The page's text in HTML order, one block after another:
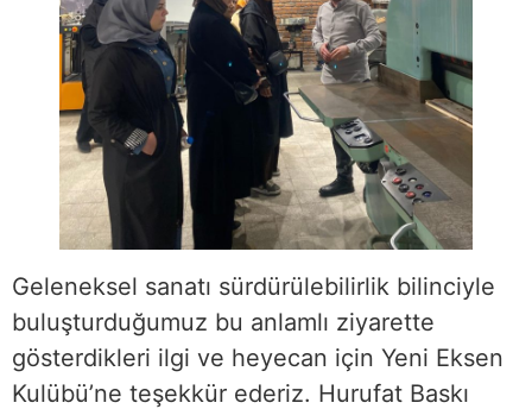
Geleneksel sanatı sürdürülebilirlik bilinciyle
buluşturduğumuz bu anlamlı ziyarette
gösterdikleri ilgi ve heyecan için Yeni Eksen
Kulübü’ne teşekkür ederiz. Hurufat Baskı